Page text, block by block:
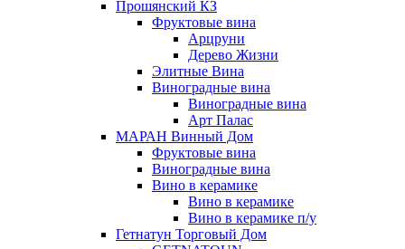
Прошянский КЗ
Фруктовые вина
Арцруни
Дерево Жизни
Элитные Вина
Виноградные вина
Виноградные вина
Арт Палас
МАРАН Винный Дом
Фруктовые вина
Виноградные вина
Вино в керамике
Вино в керамике
Вино в керамике п/у
Гетнатун Торговый Дом